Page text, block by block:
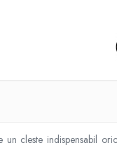
un cleste indispensabil